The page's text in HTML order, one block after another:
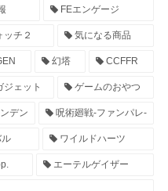
FEエンゲージ
チ２ 気になる商品
幻塔 CCFFR
ェット ゲームのおやつ
デン 呪術廻戦-ファンパレ-
ル ワイルドハーツ
エーテルゲイザー